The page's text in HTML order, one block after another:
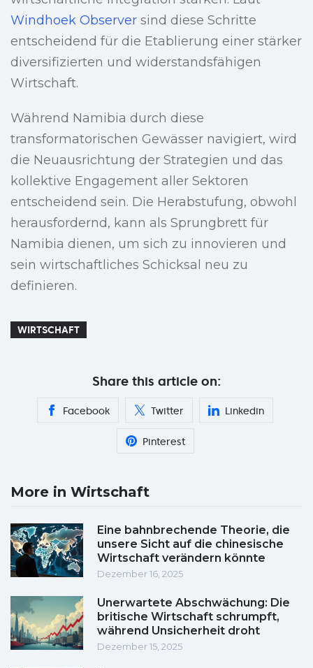
Windhoek Observer sind diese Schritte
entscheidend für die Etablierung einer stärker
diversifizierten und widerstandsfähigen
Wirtschaft.
Während Namibia durch diese
transformatorischen Gewässer navigiert, wird
die Neuausrichtung der Strategien und das
kollektive Engagement aller Sektoren
entscheidend sein. Die Herabstufung, obwohl
herausfordernd, kann als Sprungbrett für
Namibia dienen, um sich zu innovieren und
sein wirtschaftliches Schicksal neu zu
definieren.
WIRTSCHAFT
Share this article on:
Facebook Twitter Linkedin
Pinterest
More in Wirtschaft
Eine bahnbrechende Theorie, die
unsere Sicht auf die chinesische
Wirtschaft verändern könnte
Dezember 16, 2025
Unerwartete Abschwächung: Die
britische Wirtschaft schrumpft,
während Unsicherheit droht
Dezember 15, 2025